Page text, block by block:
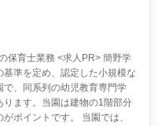
保育士業務 <求人PR> 簡野学
準を定め、認定した小規模な
、同系列の幼児教育専門学
ます。当園は建物の1階部分
ポイントです。 当園では、